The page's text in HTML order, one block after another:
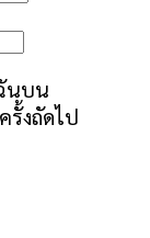
นบน
รั้งถัดไป